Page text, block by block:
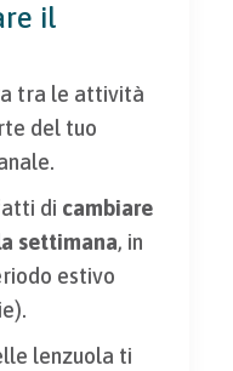
il
tra le attività
del tuo
di cambiare
settimana, in
estivo
lenzuola ti